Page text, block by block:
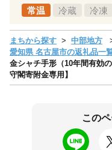
常温 冷蔵 冷凍
まちから探す 中部地方
愛知県 名古屋市の返礼品一
金シャチ手形（10年間有効
守閣寄附金専用】
この